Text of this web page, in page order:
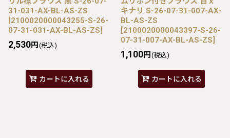
31-031-AX-BL-AS-ZS
[2100020000043255-S-26-
07-31-031-AX-BL-AS-ZS]
2,530円 (税込)
カートに入れる
キナリ S-26-07-31-007-AX-
BL-AS-ZS
[2100020000043397-S-26-
07-31-007-AX-BL-AS-ZS]
1,100円 (税込)
カートに入れる